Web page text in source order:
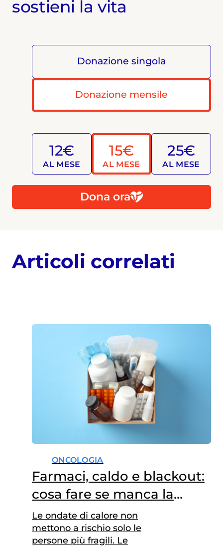
sostieni la vita
Donazione singola
Donazione mensile
12€
AL MESE
15€
AL MESE
25€
AL MESE
Dona ora
Articoli correlati
ONCOLOGIA
Farmaci, caldo e blackout:
cosa fare se manca la
corrente in casa
Le ondate di calore non
mettono a rischio solo le
persone più fragili. Le